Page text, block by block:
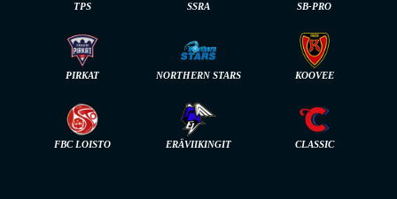
TPS SSRA SB-PRO
PIRKAT NORTHERN STARS KOOVEE
FBC LOISTO ERÄVIIKINGIT CLASSIC